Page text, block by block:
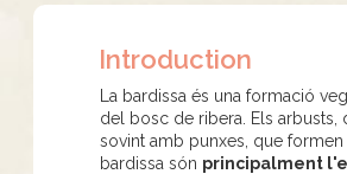
Introduction
La bardissa és una formació
del bosc de ribera. Els arbusts,
sovint amb punxes, que formen
bardissa són principalment